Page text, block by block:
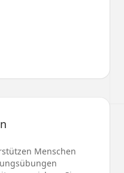
Menschen